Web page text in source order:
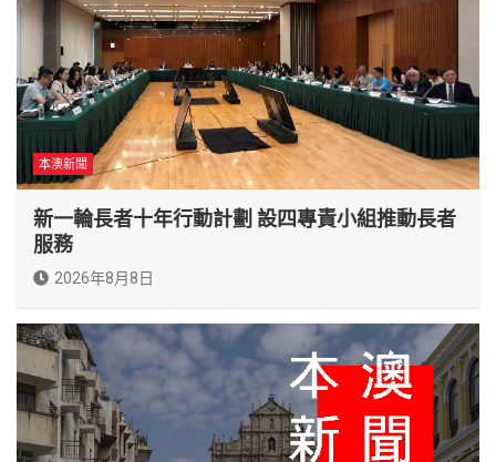
本澳新聞
新一輪長者十年行動計劃 設四專責小組推動長者
服務
2026年8月8日